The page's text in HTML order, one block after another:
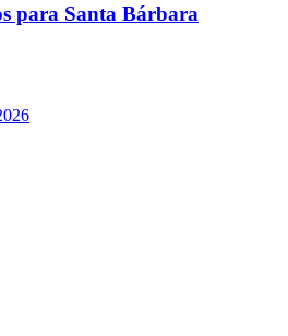
para Santa Bárbara